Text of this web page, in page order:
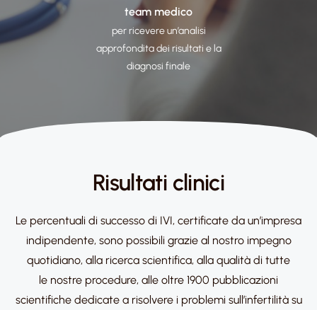
team medico
per ricevere un’analisi
approfondita dei risultati e la
diagnosi finale​
Risultati clinici​
Le percentuali di successo di IVI, certificate da un’impresa
indipendente, sono possibili grazie al nostro impegno
quotidiano, alla ricerca scientifica, alla qualità di tutte
le nostre procedure, alle oltre 1900 pubblicazioni
scientifiche dedicate a risolvere i problemi sull’infertilità su